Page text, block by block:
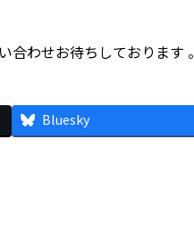
わせお待ちしております 。
Bluesky